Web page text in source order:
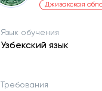
Джизакская
Язык обучения
Узбекский язык
Требования